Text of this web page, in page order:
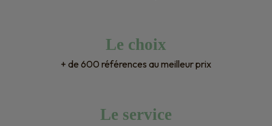
Le choix
+ de 600 références au meilleur prix
Le service